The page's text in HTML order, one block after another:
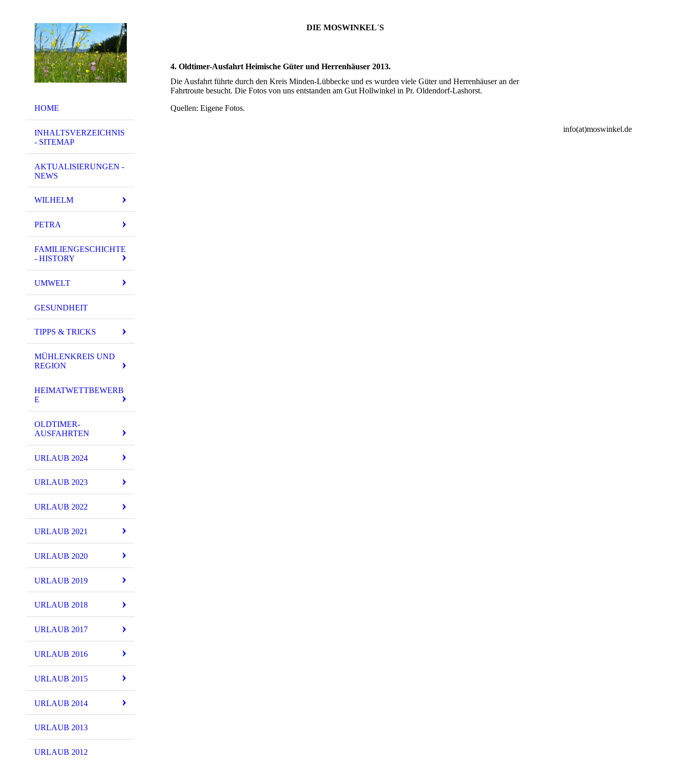
HOME
INHALTSVERZEICHNIS
- SITEMAP
AKTUALISIERUNGEN -
NEWS
WILHELM
PETRA
FAMILIENGESCHICHTE
- HISTORY
UMWELT
GESUNDHEIT
TIPPS & TRICKS
MÜHLENKREIS UND
REGION
HEIMATWETTBEWERB
E
OLDTIMER-
AUSFAHRTEN
URLAUB 2024
URLAUB 2023
URLAUB 2022
URLAUB 2021
URLAUB 2020
URLAUB 2019
URLAUB 2018
URLAUB 2017
URLAUB 2016
URLAUB 2015
URLAUB 2014
URLAUB 2013
URLAUB 2012
DIE MOSWINKEL´S
4. Oldtimer-Ausfahrt Heimische Güter und Herrenhäuser 2013.
Die Ausfahrt führte durch den Kreis Minden-Lübbecke und es wurden viele Güter und Herrenhäuser an der
Fahrtroute besucht. Die Fotos von uns entstanden am Gut Hollwinkel in Pr. Oldendorf-Lashorst.
Quellen: Eigene Fotos.
info(at)moswinkel.de